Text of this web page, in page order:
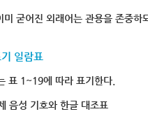
미 굳어진 외래어는 관용을 존중하
일람표
표 1~19에 따라 표기한다.
음성 기호와 한글 대조표